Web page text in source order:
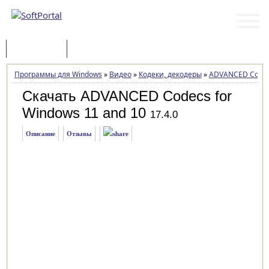
Программы для Windows » Видео» Кодеки, декодеры»ADVANCED
Скачать ADVANCED Codecs for
Windows 11 and 10 17.4.0
Описание Отзывы